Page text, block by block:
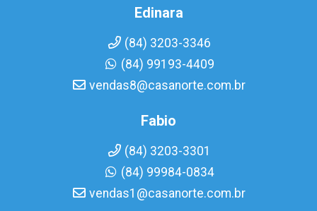
Edinara
(84) 3203-3346
(84) 99193-4409
vendas8@casanorte.com.br
Fabio
(84) 3203-3301
(84) 99984-0834
vendas1@casanorte.com.br